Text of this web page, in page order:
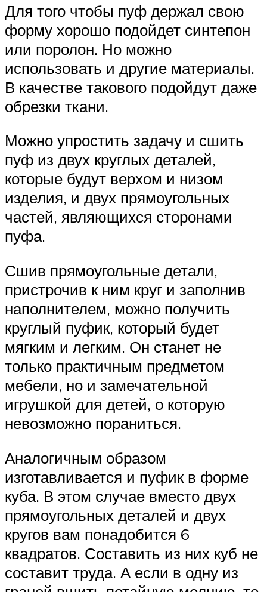
Для того чтобы пуф держал свою
форму хорошо подойдет синтепон
или поролон. Но можно
использовать и другие материалы.
В качестве такового подойдут даже
обрезки ткани.
Можно упростить задачу и сшить
пуф из двух круглых деталей,
которые будут верхом и низом
изделия, и двух прямоугольных
частей, являющихся сторонами
пуфа.
Сшив прямоугольные детали,
пристрочив к ним круг и заполнив
наполнителем, можно получить
круглый пуфик, который будет
мягким и легким. Он станет не
только практичным предметом
мебели, но и замечательной
игрушкой для детей, о которую
невозможно пораниться.
Аналогичным образом
изготавливается и пуфик в форме
куба. В этом случае вместо двух
прямоугольных деталей и двух
кругов вам понадобится 6
квадратов. Составить из них куб не
составит труда. А если в одну из